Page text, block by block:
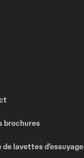
brochures
lavettes d’essuyage